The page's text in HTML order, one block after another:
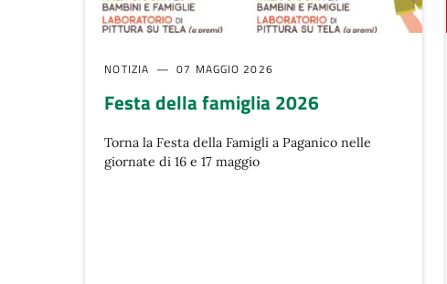
NOTIZIA 07 MAGGIO 2026
Festa della famiglia 2026
Torna la Festa della Famigli a Paganico nelle
giornate di 16 e 17 maggio